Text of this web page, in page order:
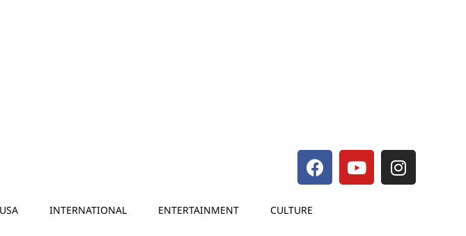
USA INTERNATIONAL ENTERTAINMENT CULTURE